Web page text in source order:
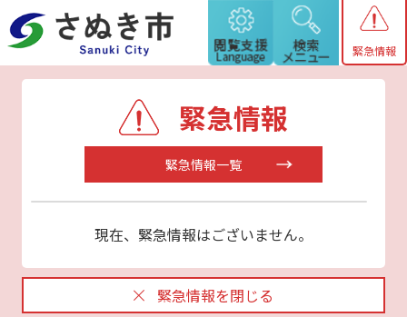
緊急情報
緊急情報
緊急情報一覧
現在、緊急情報はございません。
緊急情報を閉じる